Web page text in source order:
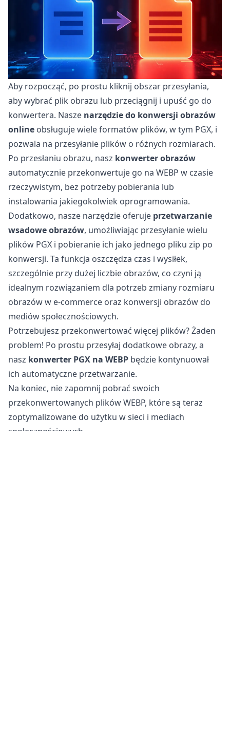
Aby rozpocząć, po prostu kliknij obszar przesyłania,
aby wybrać plik obrazu lub przeciągnij i upuść go do
konwertera. Nasze narzędzie do konwersji obrazów
online obsługuje wiele formatów plików, w tym PGX, i
pozwala na przesyłanie plików o różnych rozmiarach.
Po przesłaniu obrazu, nasz konwerter obrazów
automatycznie przekonwertuje go na WEBP w czasie
rzeczywistym, bez potrzeby pobierania lub
instalowania jakiegokolwiek oprogramowania.
Dodatkowo, nasze narzędzie oferuje przetwarzanie
wsadowe obrazów, umożliwiając przesyłanie wielu
plików PGX i pobieranie ich jako jednego pliku zip po
konwersji. Ta funkcja oszczędza czas i wysiłek,
szczególnie przy dużej liczbie obrazów, co czyni ją
idealnym rozwiązaniem dla potrzeb zmiany rozmiaru
obrazów w e-commerce oraz konwersji obrazów do
mediów społecznościowych.
Potrzebujesz przekonwertować więcej plików? Żaden
problem! Po prostu przesyłaj dodatkowe obrazy, a
nasz konwerter PGX na WEBP będzie kontynuował
ich automatyczne przetwarzanie.
Na koniec, nie zapomnij pobrać swoich
przekonwertowanych plików WEBP, które są teraz
zoptymalizowane do użytku w sieci i mediach
społecznościowych.